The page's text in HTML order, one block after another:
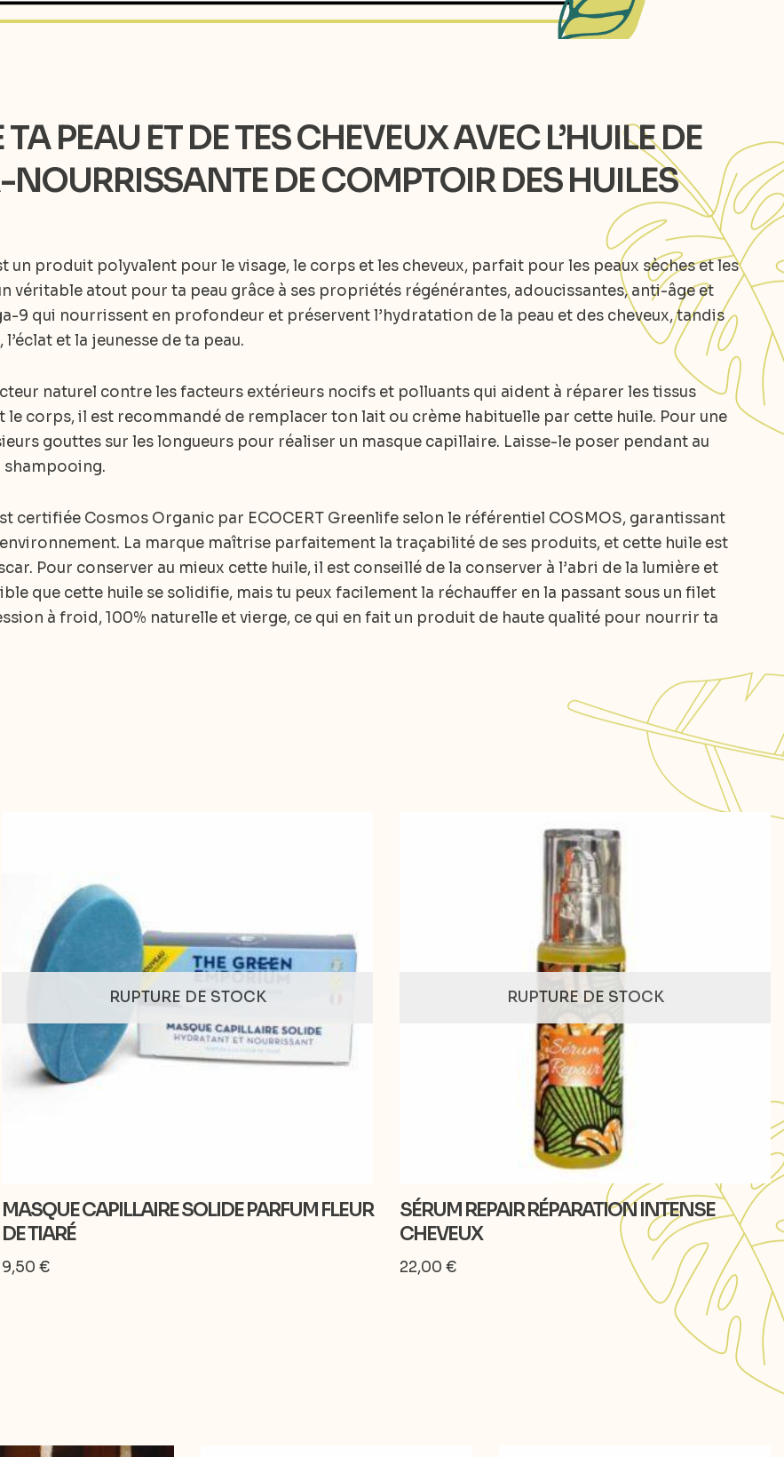
PEAU ET DE TES CHEVEUX AVEC L’HUILE DE
DE COMPTOIR DES HUILES
un produit polyvalent pour le visage, le corps et les cheveux, parfait pour les peaux sèches et les
véritable atout pour ta peau grâce à ses propriétés régénérantes, adoucissantes, anti-âge et
9 qui nourrissent en profondeur et préservent l’hydratation de la peau et des cheveux, tandis
et la jeunesse de ta peau.
naturel contre les facteurs extérieurs nocifs et polluants qui aident à réparer les tissus
le corps, il est recommandé de remplacer ton lait ou crème habituelle par cette huile. Pour une
gouttes sur les longueurs pour réaliser un masque capillaire. Laisse-le poser pendant au
shampooing.
certifiée Cosmos Organic par ECOCERT Greenlife selon le référentiel COSMOS, garantissant
La marque maîtrise parfaitement la traçabilité de ses produits, et cette huile est
Pour conserver au mieux cette huile, il est conseillé de la conserver à l’abri de la lumière et
que cette huile se solidifie, mais tu peux facilement la réchauffer en la passant sous un filet
à froid, 100% naturelle et vierge, ce qui en fait un produit de haute qualité pour nourrir ta
RUPTURE DE STOCK
MASQUE CAPILLAIRE SOLIDE PARFUM FLEUR
DE TIARÉ
9,50 €
RUPTURE DE STOCK
SÉRUM REPAIR RÉPARATION INTENSE
CHEVEUX
22,00 €